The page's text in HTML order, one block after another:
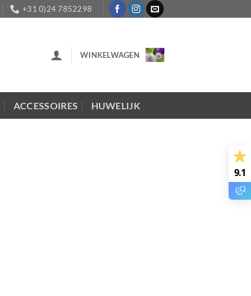
+31 0)24 7852298
WINKELWAGEN
ACCESSOIRES HUWELIJK
9.1